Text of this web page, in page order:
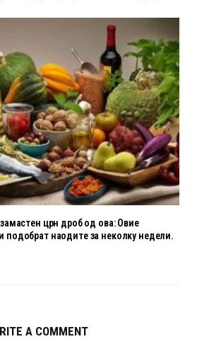
црн дроб од ова: Овие
наодите за неколку недели.
A COMMENT